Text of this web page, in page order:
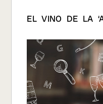
EL VINO DE LA